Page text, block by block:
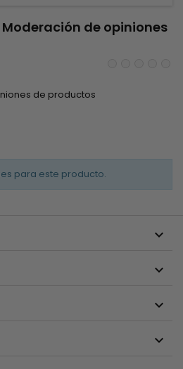
de opiniones
de productos
para este producto.



